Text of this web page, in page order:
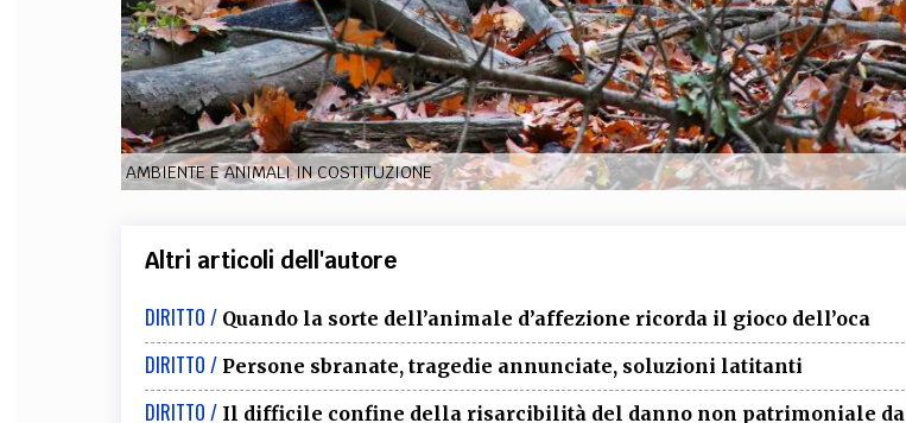
AMBIENTE E ANIMALI IN COSTITUZIONE
Altri articoli dell'autore
DIRITTO / Quando la sorte dell’animale d’affezione ricorda il gioco dell’oca
DIRITTO / Persone sbranate, tragedie annunciate, soluzioni latitanti
DIRITTO / Il difficile confine della risarcibilità del danno non patrimoniale da